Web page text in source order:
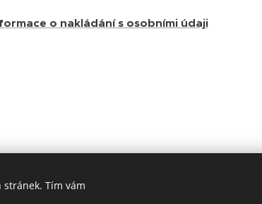
o nakládání s osobními údaji
Tím vám